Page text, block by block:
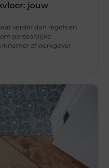
jouw
verder dan regels en
persoonlijke
of werkgever